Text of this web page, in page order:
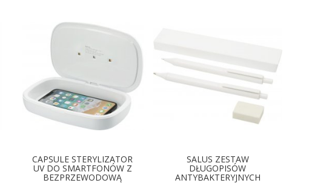
CAPSULE STERYLIZATOR
UV DO SMARTFONÓW Z
BEZPRZEWODOWĄ
SALUS ZESTAW
DŁUGOPISÓW
ANTYBAKTERYJNYCH